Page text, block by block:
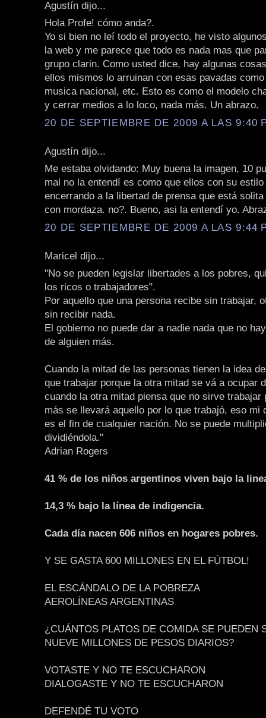
Agustín dijo...
Hola Profe! cómo anda?.
Yo si bien no leí todo el proyecto, he visto
la web y me parece que todo es nada mas que
grupo clarin. Como usted dice, hay algunas
ellos mismos lo arruinan con esas pavadas
musica nacional, etc. Esto es como el modelo
y cerrar medios a lo loco, nada más. Un abrazo.
20 DE SEPTIEMBRE DE 2009 A LAS 9:40
Agustín dijo...
Me estaba olvidando: Muy buena la imagen, 10
mal no la entendí es como que ellos con su
encerrando a la libertad de prensa que está
con mordaza. no?. Bueno, asi la entendí yo.
20 DE SEPTIEMBRE DE 2009 A LAS 9:44
Maricel dijo...
"No se pueden legislar libertades a los pobres,
los ricos o trabajadores".
Por aquello que una persona recibe sin trabajar,
sin recibir nada.
El gobierno no puede dar a nadie nada que no
de alguien más.
Cuando la mitad de las personas tienen la idea
que trabajar porque la otra mitad se vá a ocupar
cuando la otra mitad piensa que no sirve trabajar
más se llevará aquello por lo que trabajó, eso mi
es el fin de cualquier nación. No se puede
dividiéndola."
Adrian Rogers
41 % de los niños argentinos viven bajo la
14,3 % bajo la línea de indigencia.
Cada día nacen 606 niños en hogares pobres.
Y SE GASTA 600 MILLONES EN EL FÚTBOL!
EL ESCÁNDALO DE LA POBREZA
AEROLÍNEAS ARGENTINAS
¿CUÁNTOS PLATOS DE COMIDA SE PUEDEN
NUEVE MILLONES DE PESOS DIARIOS?
VOTASTE Y NO TE ESCUCHARON
DIALOGASTE Y NO TE ESCUCHARON
DEFENDÉ TU VOTO